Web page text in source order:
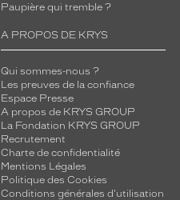
Paupière qui tremble ?
A PROPOS DE KRYS
Qui sommes-nous ?
Les preuves de la confiance
Espace Presse
A propos de KRYS GROUP
La Fondation KRYS GROUP
Recrutement
Charte de confidentialité
Mentions Légales
Politique des Cookies
Conditions générales d'utilisation